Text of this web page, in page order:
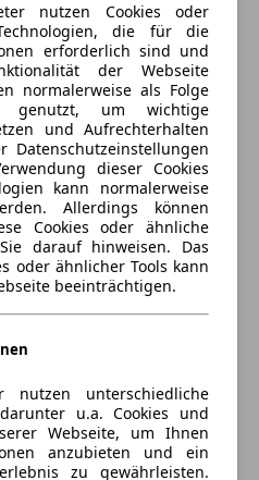
nutzen Cookies oder
die für die
erforderlich sind und
der Webseite
normalerweise als Folge
genutzt, um wichtige
und Aufrechterhalten
Datenschutzeinstellungen
dieser Cookies
kann normalerweise
Allerdings können
Cookies oder ähnliche
darauf hinweisen. Das
oder ähnlicher Tools kann
beeinträchtigen.
nutzen unterschiedliche
u.a. Cookies und
Webseite, um Ihnen
anzubieten und ein
zu gewährleisten.